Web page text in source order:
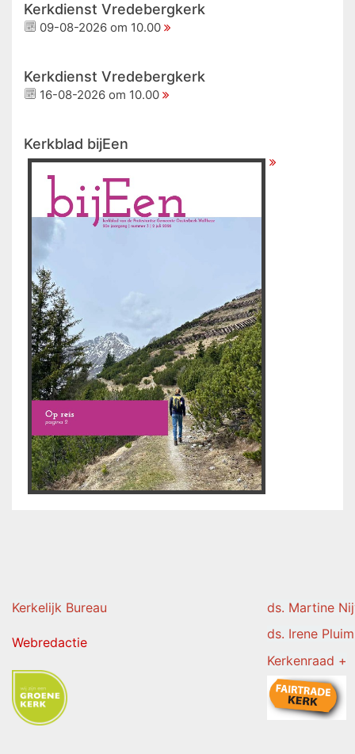
Kerkdienst Vredebergkerk
09-08-2026 om 10.00
Kerkdienst Vredebergkerk
16-08-2026 om 10.00
Kerkblad bijEen
Kerkelijk Bureau ds. Martine
Webredactie
ds. Irene Pluim
Kerkenraad +